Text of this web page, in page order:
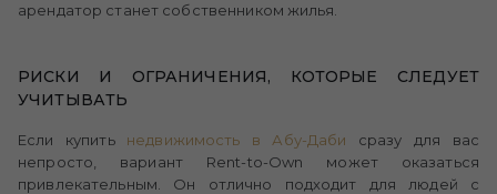
арендатор станет собственником жилья.
РИСКИ И ОГРАНИЧЕНИЯ, КОТОРЫЕ СЛЕДУЕТ
УЧИТЫВАТЬ
Если купить недвижимость в Абу-Даби сразу для вас
непросто, вариант Rent-to-Own может оказаться
привлекательным. Он отлично подходит для людей с